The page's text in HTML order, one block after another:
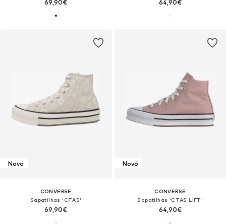
69,90€ 64,90€
Novo
CONVERSE
Sapatilhas 'CTAS'
69,90€
Novo
CONVERSE
Sapatilhas 'CTAS LIFT'
64,90€